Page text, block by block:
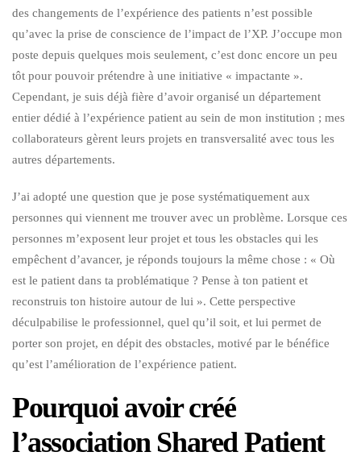
des changements de l’expérience des patients n’est possible
qu’avec la prise de conscience de l’impact de l’XP. J’occupe mon
poste depuis quelques mois seulement, c’est donc encore un peu
tôt pour pouvoir prétendre à une initiative « impactante ».
Cependant, je suis déjà fière d’avoir organisé un département
entier dédié à l’expérience patient au sein de mon institution ; mes
collaborateurs gèrent leurs projets en transversalité avec tous les
autres départements.
J’ai adopté une question que je pose systématiquement aux
personnes qui viennent me trouver avec un problème. Lorsque ces
personnes m’exposent leur projet et tous les obstacles qui les
empêchent d’avancer, je réponds toujours la même chose : « Où
est le patient dans ta problématique ? Pense à ton patient et
reconstruis ton histoire autour de lui ». Cette perspective
déculpabilise le professionnel, quel qu’il soit, et lui permet de
porter son projet, en dépit des obstacles, motivé par le bénéfice
qu’est l’amélioration de l’expérience patient.
Pourquoi avoir créé
l’association Shared Patient